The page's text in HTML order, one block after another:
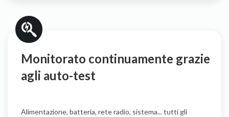
Monitorato continuamente grazie
agli auto-test
Alimentazione, batteria, rete radio, sistema... tutti gli